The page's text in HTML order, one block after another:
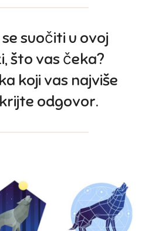
suočiti u ovoj
što vas čeka?
koji vas najviše
odgovor.